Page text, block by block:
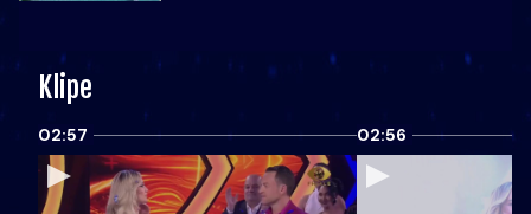
Klipe
02:57 02:56